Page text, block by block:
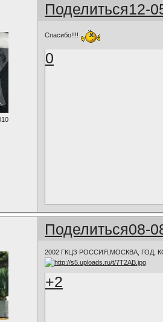
Поделиться12-
Спасибо!!!!
0
Поделиться08-
2002 ГКЦЗ РОССИЯ,МОСКВА, ГОД,
+2